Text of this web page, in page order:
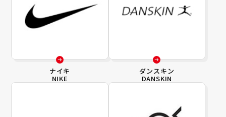
ナイキ
NIKE
ダンスキン
DANSKIN